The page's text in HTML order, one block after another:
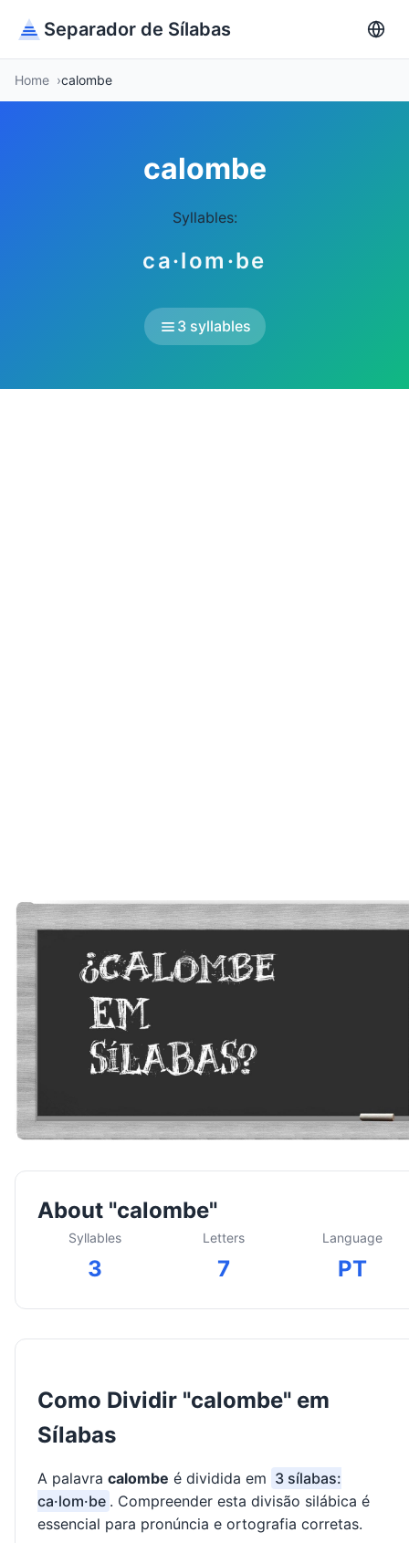
Separador de Sílabas
Home calombe
calombe
Syllables:
ca·lom·be
3 syllables
About "calombe"
Syllables
3
Letters
7
Language
PT
Como Dividir "calombe" em
Sílabas
A palavra calombe é dividida em 3 sílabas:
ca·lom·be . Compreender esta divisão silábica é
essencial para pronúncia e ortografia corretas.